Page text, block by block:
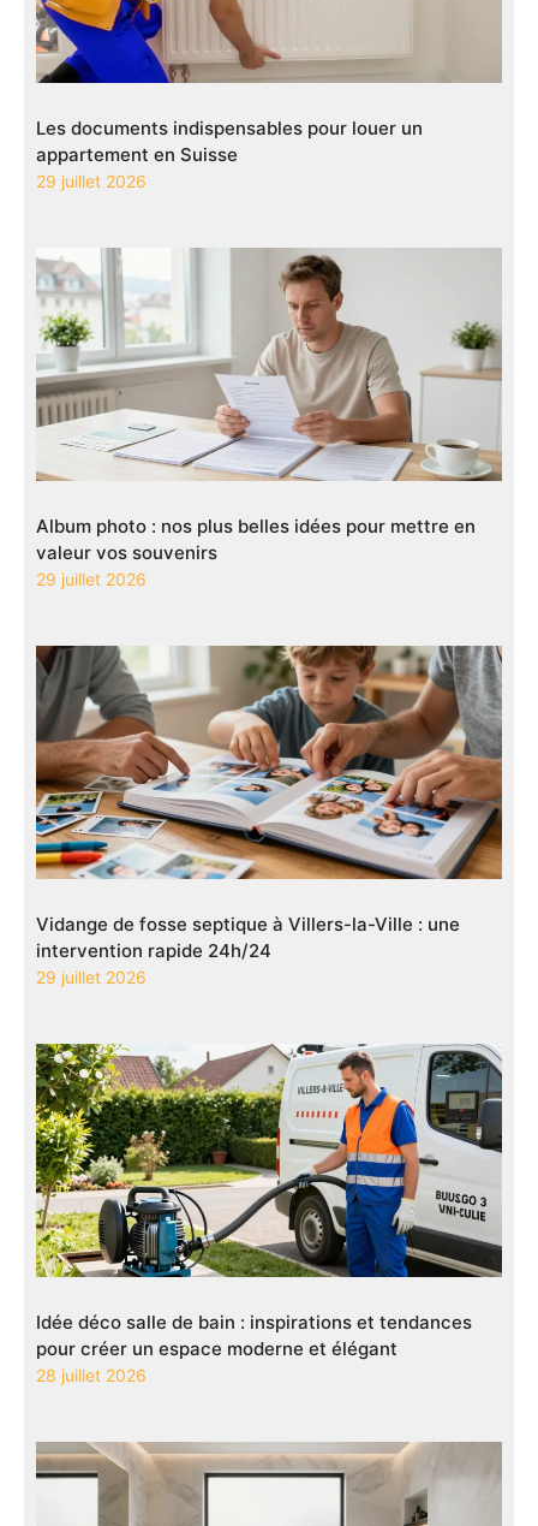
Les documents indispensables pour louer un
appartement en Suisse
29 juillet 2026
Album photo : nos plus belles idées pour mettre en
valeur vos souvenirs
29 juillet 2026
Vidange de fosse septique à Villers-la-Ville : une
intervention rapide 24h/24
29 juillet 2026
Idée déco salle de bain : inspirations et tendances
pour créer un espace moderne et élégant
28 juillet 2026